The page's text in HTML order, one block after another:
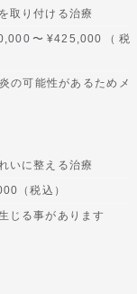
取り付ける治療
〜¥425,000（税
の可能性があるためメ
いに整える治療
（税込）
じる事があります